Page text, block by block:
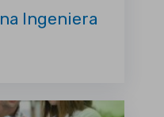
Ingeniera